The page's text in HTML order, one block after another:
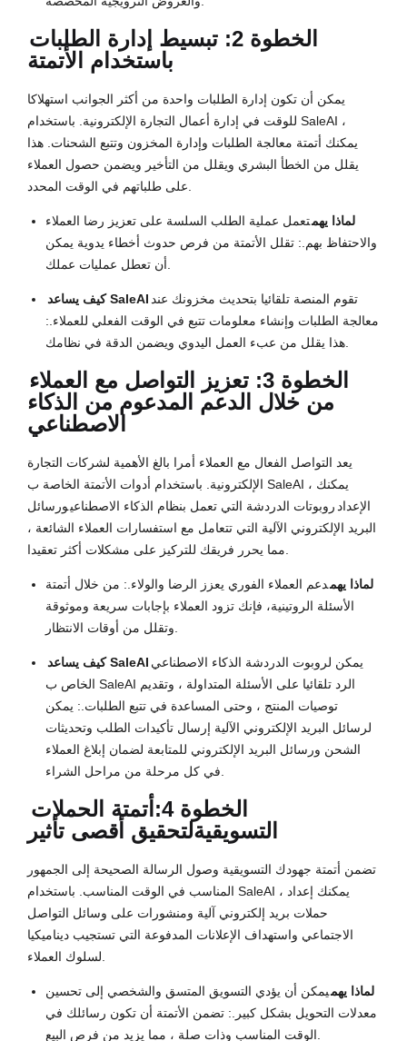
الخطوة 2: تبسيط إدارة الطلبات
باستخدام الأتمتة
يمكن أن تكون إدارة الطلبات واحدة من أكثر الجوانب استهلاكا
للوقت في إدارة أعمال التجارة الإلكترونية. باستخدام SaleAI ،
يمكنك أتمتة معالجة الطلبات وإدارة المخزون وتتبع الشحنات. هذا
يقلل من الخطأ البشري ويقلل من التأخير ويضمن حصول العملاء
لماذا يهمتعمل عملية الطلب السلسة على تعزيز رضا العملاء
والاحتفاظ بهم.: تقلل الأتمتة من فرص حدوث أخطاء يدوية يمكن
كيف يساعد SaleAI تقوم المنصة تلقائيا بتحديث مخزونك عند
معالجة الطلبات وإنشاء معلومات تتبع في الوقت الفعلي للعملاء.:
الخطوة 3: تعزيز التواصل مع العملاء
من خلال الدعم المدعوم من الذكاء
الاصطناعي
يعد التواصل الفعال مع العملاء أمرا بالغ الأهمية لشركات التجارة
الإلكترونية. باستخدام أدوات الأتمتة الخاصة ب SaleAI ، يمكنك
الإعداد روبوتات الدردشة التي تعمل بنظام الذكاء الاصطناعيورسائل
البريد الإلكتروني الآلية التي تتعامل مع استفسارات العملاء الشائعة ،
لماذا يهمدعم العملاء الفوري يعزز الرضا والولاء.: من خلال أتمتة
الأسئلة الروتينية، فإنك تزود العملاء بإجابات سريعة وموثوقة
كيف يساعد SaleAI يمكن لروبوت الدردشة الذكاء الاصطناعي
الخاص ب SaleAI الرد تلقائيا على الأسئلة المتداولة ، وتقديم
توصيات المنتج ، وحتى المساعدة في تتبع الطلبات.: يمكن
لرسائل البريد الإلكتروني الآلية إرسال تأكيدات الطلب وتحديثات
الشحن ورسائل البريد الإلكتروني للمتابعة لضمان إبلاغ العملاء
الخطوة 4:
أتمتة الحملات
التسويقيةلتحقيق أقصى تأثير
تضمن أتمتة جهودك التسويقية وصول الرسالة الصحيحة إلى الجمهور
المناسب في الوقت المناسب. باستخدام SaleAI ، يمكنك إعداد
حملات بريد إلكتروني آلية ومنشورات على وسائل التواصل
الاجتماعي واستهداف الإعلانات المدفوعة التي تستجيب ديناميكيا
لماذا يهميمكن أن يؤدي التسويق المتسق والشخصي إلى تحسين
معدلات التحويل بشكل كبير.: تضمن الأتمتة أن تكون رسائلك في